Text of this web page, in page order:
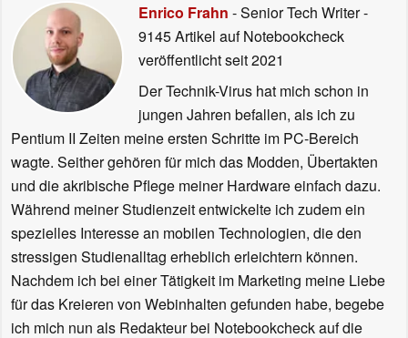
Enrico Frahn - Senior Tech Writer-
9145 Artikel auf Notebookcheck
veröffentlichtseit 2021
Der Technik-Virus hat mich schon in
jungen Jahren befallen, als ich zu
Pentium II Zeiten meine ersten Schritte im PC-Bereich
wagte. Seither gehören für mich das Modden, Übertakten
und die akribische Pflege meiner Hardware einfach dazu.
Während meiner Studienzeit entwickelte ich zudem ein
spezielles Interesse an mobilen Technologien, die den
stressigen Studienalltag erheblich erleichtern können.
Nachdem ich bei einer Tätigkeit im Marketing meine Liebe
für das Kreieren von Webinhalten gefunden habe, begebe
ich mich nun als Redakteur bei Notebookcheck auf die